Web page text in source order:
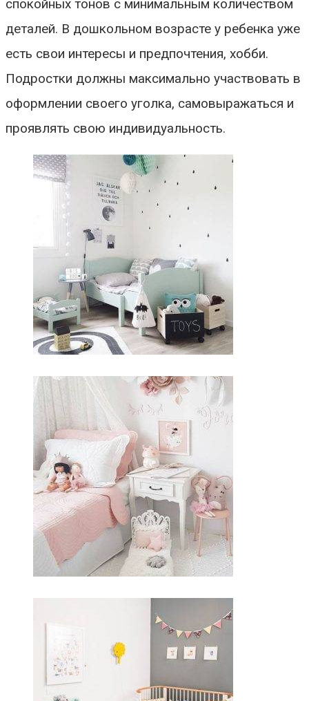
спокойных тонов с минимальным количеством
деталей. В дошкольном возрасте у ребенка уже
есть свои интересы и предпочтения, хобби.
Подростки должны максимально участвовать в
оформлении своего уголка, самовыражаться и
проявлять свою индивидуальность.